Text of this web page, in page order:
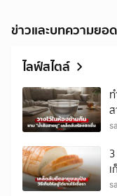
ข่าวและบทความยอ
ไลฟ์สไตล์